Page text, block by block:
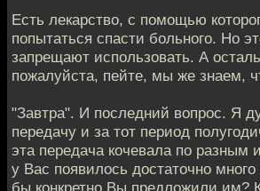
Есть лекарство, с помощью
попытаться спасти больного. Но
запрещают использовать. А
пожалуйста, пейте, мы же знаем,
"Завтра". И последний вопрос. Я
передачу и за тот период
эта передача кочевала по разным
у Вас появилось достаточно